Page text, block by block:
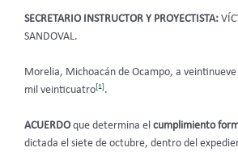
SECRETARIO INSTRUCTOR Y PROYECTISTA:
SANDOVAL.
Morelia, Michoacán de Ocampo, a
mil veinticuatro[1].
ACUERDOque determina el cumplimiento
dictada el siete de octubre, dentro del